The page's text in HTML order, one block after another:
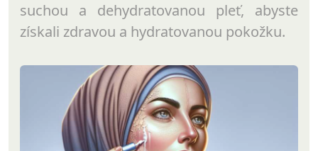
suchou a dehydratovanou pleť, abyste
získali zdravou a hydratovanou pokožku.